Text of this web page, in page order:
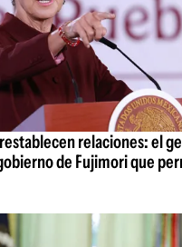
relaciones: el
de Fujimori que